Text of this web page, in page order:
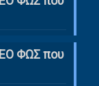
ΦΩΣ που